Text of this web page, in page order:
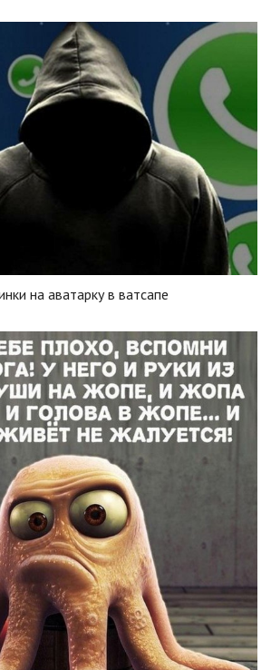
на аватарку в ватсапе